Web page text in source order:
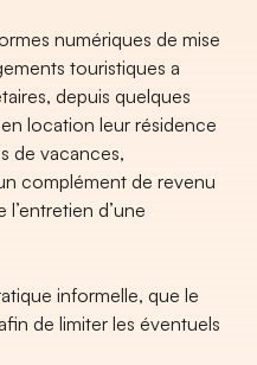
numériques de mise
touristiques a
depuis quelques
location leur résidence
de vacances,
complément de revenu
d’une
informelle, que le
de limiter les éventuels